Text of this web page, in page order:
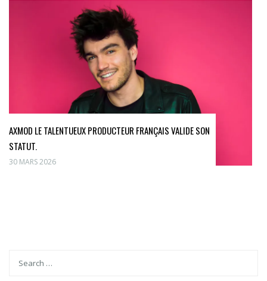
AXMOD LE TALENTUEUX PRODUCTEUR FRANÇAIS VALIDE SON
STATUT.
30 MARS 2026